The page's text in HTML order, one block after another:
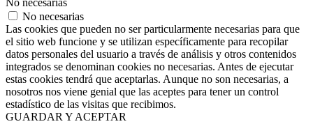
No necesarias
No necesarias
Las cookies que pueden no ser particularmente necesarias para que
el sitio web funcione y se utilizan específicamente para recopilar
datos personales del usuario a través de análisis y otros contenidos
integrados se denominan cookies no necesarias. Antes de ejecutar
estas cookies tendrá que aceptarlas. Aunque no son necesarias, a
nosotros nos viene genial que las aceptes para tener un control
estadístico de las visitas que recibimos.
GUARDAR Y ACEPTAR